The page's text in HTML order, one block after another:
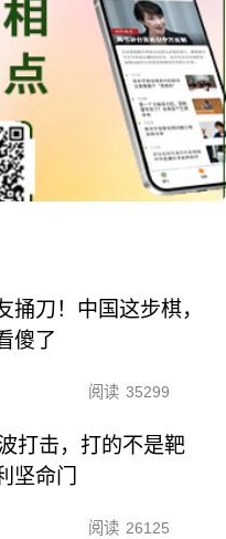
捅刀！中国这步棋，
傻了
阅读 35299
打击，打的不是靶
坚命门
阅读 26125